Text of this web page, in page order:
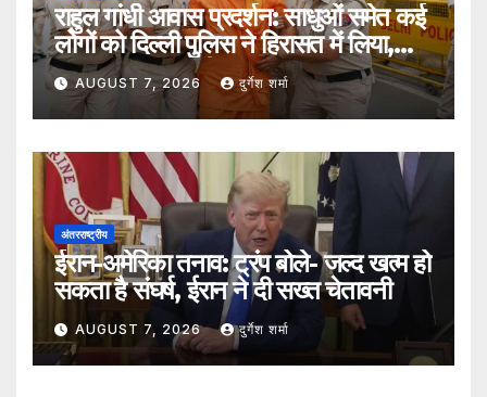
राहुल गांधी आवास प्रदर्शन: साधुओं समेत कई
लोगों को दिल्ली पुलिस ने हिरासत में लिया,
सुरक्षा व्यवस्था कड़ी
AUGUST 7, 2026 दुर्गेश शर्मा
अंतरराष्ट्रीय
ईरान-अमेरिका तनाव: ट्रंप बोले- जल्द खत्म हो
सकता है संघर्ष, ईरान ने दी सख्त चेतावनी
AUGUST 7, 2026 दुर्गेश शर्मा